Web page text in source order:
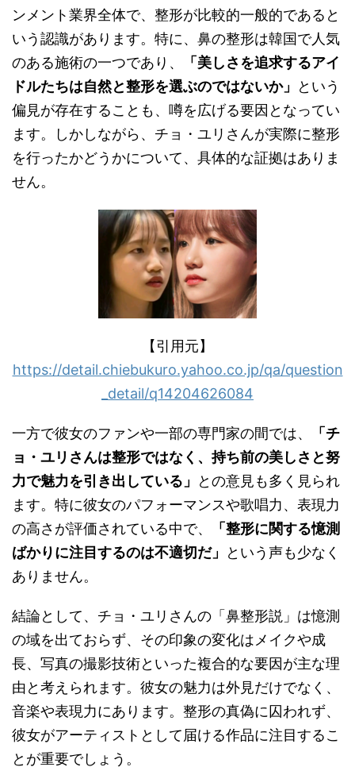
ンメント業界全体で、整形が比較的一般的であると
いう認識があります。特に、鼻の整形は韓国で人気
のある施術の一つであり、
「美しさを追求するアイ
ドルたちは自然と整形を選ぶのではないか」
という
偏見が存在することも、噂を広げる要因となってい
ます。しかしながら、チョ・ユリさんが実際に整形
を行ったかどうかについて、具体的な証拠はありま
せん。
【引用元】
https://detail.chiebukuro.yahoo.co.jp/qa/question
_detail/q14204626084
一方で彼女のファンや一部の専門家の間では、
「チ
ョ・ユリさんは整形ではなく、持ち前の美しさと努
力で魅力を引き出している」
との意見も多く見られ
ます。特に彼女のパフォーマンスや歌唱力、表現力
の高さが評価されている中で、
「整形に関する憶測
ばかりに注目するのは不適切だ」
という声も少なく
ありません。
結論として、チョ・ユリさんの「鼻整形説」は憶測
の域を出ておらず、その印象の変化はメイクや成
長、写真の撮影技術といった複合的な要因が主な理
由と考えられます。彼女の魅力は外見だけでなく、
音楽や表現力にあります。整形の真偽に囚われず、
彼女がアーティストとして届ける作品に注目するこ
とが重要でしょう。